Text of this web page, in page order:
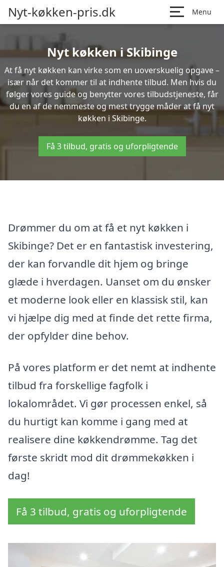
Nyt-køkken-pris.dk Menu
Nyt køkken i Skibinge
At få nyt køkken kan virke som en uoverskuelig opgave –
især når det kommer til at indhente tilbud. Men hvis du
følger vores guide og benytter vores tilbudstjeneste, får
du en af de nemmeste og mest trygge måder at få nyt
køkken i Skibinge.
Få 3 tilbud, gratis og uforpligtende
Drømmer du om at få et nyt køkken i
Skibinge? Det er en fantastisk investering,
der kan forvandle dit hjem og bringe
glæde i hverdagen. Uanset om du ønsker
et moderne look eller en klassisk stil, kan
vi hjælpe dig med at finde det rette firma,
der opfylder dine behov.
På vores platform er det nemt at indhente
tilbud fra forskellige fagfolk i
lokalområdet. Vi gør processen enkel, så
du hurtigt kan komme i gang med at
realisere dine køkkendrømme. Tag det
første skridt mod dit drømmekøkken i
dag!
Få 3 tilbud, gratis og uforpligtende